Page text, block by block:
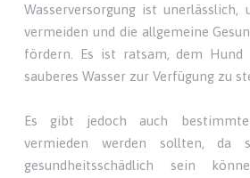
Wasserversorgung ist unerlässlich,
vermeiden und die allgemeine
fördern. Es ist ratsam, dem Hund
sauberes Wasser zur Verfügung zu
Es gibt jedoch auch
vermieden werden sollten, da
gesundheitsschädlich sein